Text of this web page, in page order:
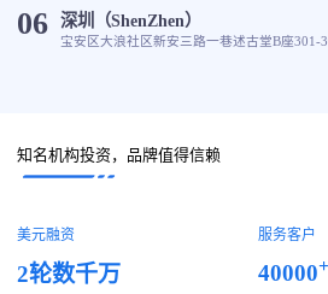
06 深圳（ShenZhen）
宝安区大浪社区新安三路一巷述古堂B座301-
知名机构投资，品牌值得信赖
美元融资
2轮数千万
服务客户
40000+